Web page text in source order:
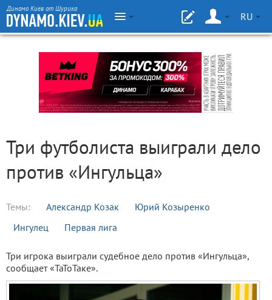
Динамо Киев от Шурика
RU
Три футболиста выиграли дело
против «Ингульца»
Темы: Александр Козак
Юрий Козыренко
Ингулец
Первая лига
Три игрока выиграли судебное дело против «Ингульца»,
сообщает «ТаТоТаке».